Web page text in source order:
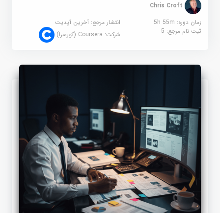
Chris Croft
زمان دوره: 5h 55m
انتشار مرجع:آخرین آپدیت
ثبت نام مرجع:5 شرکت:Coursera (کورسرا)